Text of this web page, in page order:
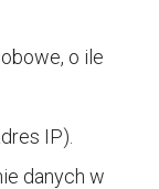
o ile
IP).
danych w